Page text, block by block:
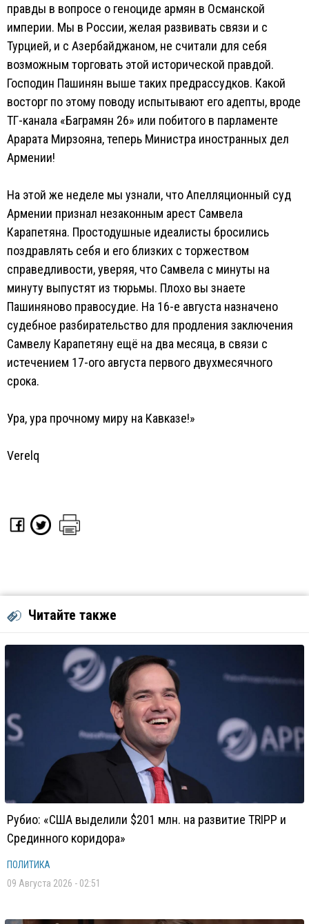
правды в вопросе о геноциде армян в Османской
империи. Мы в России, желая развивать связи и с
Турцией, и с Азербайджаном, не считали для себя
возможным торговать этой исторической правдой.
Господин Пашинян выше таких предрассудков. Какой
восторг по этому поводу испытывают его адепты, вроде
ТГ-канала «Баграмян 26» или побитого в парламенте
Арарата Мирзояна, теперь Министра иностранных дел
Армении!
На этой же неделе мы узнали, что Апелляционный суд
Армении признал незаконным арест Самвела
Карапетяна. Простодушные идеалисты бросились
поздравлять себя и его близких с торжеством
справедливости, уверяя, что Самвела с минуты на
минуту выпустят из тюрьмы. Плохо вы знаете
Пашиняново правосудие. На 16-е августа назначено
судебное разбирательство для продления заключения
Самвелу Карапетяну ещё на два месяца, в связи с
истечением 17-ого августа первого двухмесячного
срока.
Ура, ура прочному миру на Кавказе!»
Verelq
Читайте также
Рубио: «США выделили $201 млн. на развитие TRIPP и
Срединного коридора»
ПОЛИТИКА
09 Августа 2026 - 02:51